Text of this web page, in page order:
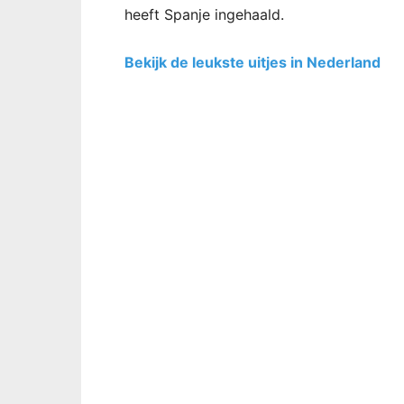
heeft Spanje ingehaald.
Bekijk de leukste uitjes in Nederland